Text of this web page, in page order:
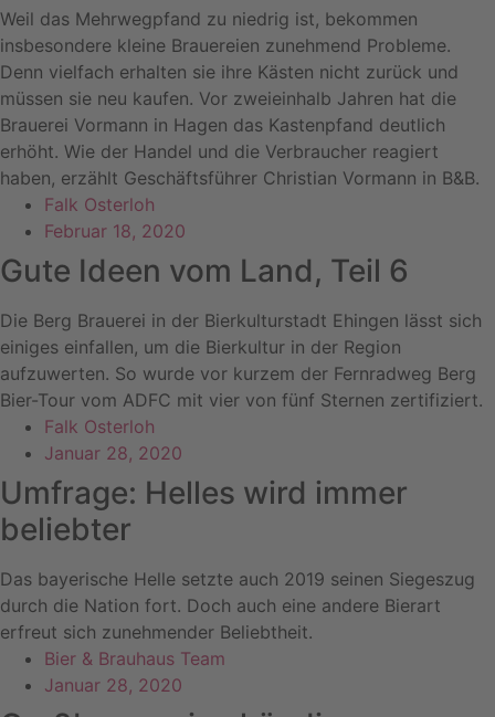
Weil das Mehrwegpfand zu niedrig ist, bekommen
insbesondere kleine Brauereien zunehmend Probleme.
Denn vielfach erhalten sie ihre Kästen nicht zurück und
müssen sie neu kaufen. Vor zweieinhalb Jahren hat die
Brauerei Vormann in Hagen das Kastenpfand deutlich
erhöht. Wie der Handel und die Verbraucher reagiert
haben, erzählt Geschäftsführer Christian Vormann in B&B.
Falk Osterloh
Februar 18, 2020
Gute Ideen vom Land, Teil 6
Die Berg Brauerei in der Bierkulturstadt Ehingen lässt sich
einiges einfallen, um die Bierkultur in der Region
aufzuwerten. So wurde vor kurzem der Fernradweg Berg
Bier-Tour vom ADFC mit vier von fünf Sternen zertifiziert.
Falk Osterloh
Januar 28, 2020
Umfrage: Helles wird immer
beliebter
Das bayerische Helle setzte auch 2019 seinen Siegeszug
durch die Nation fort. Doch auch eine andere Bierart
erfreut sich zunehmender Beliebtheit.
Bier & Brauhaus Team
Januar 28, 2020